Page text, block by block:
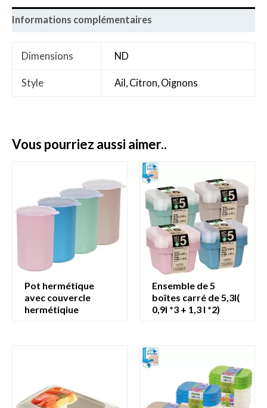
Informations complémentaires
Dimensions ND
Style Ail, Citron, Oignons
vous pourriez aussi aimer..
pot hermétique
avec couvercle
hermétiqiue
ensemble de 5
boîtes carré de 5,3l(
0,9l *3 + 1,3 l *2)